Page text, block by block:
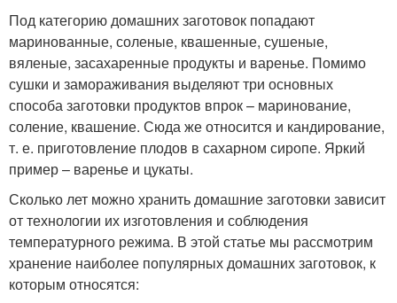
Под категорию домашних заготовок попадают
маринованные, соленые, квашенные, сушеные,
вяленые, засахаренные продукты и варенье. Помимо
сушки и замораживания выделяют три основных
способа заготовки продуктов впрок – маринование,
соление, квашение. Сюда же относится и кандирование,
т. е. приготовление плодов в сахарном сиропе. Яркий
пример – варенье и цукаты.
Сколько лет можно хранить домашние заготовки зависит
от технологии их изготовления и соблюдения
температурного режима. В этой статье мы рассмотрим
хранение наиболее популярных домашних заготовок, к
которым относятся: